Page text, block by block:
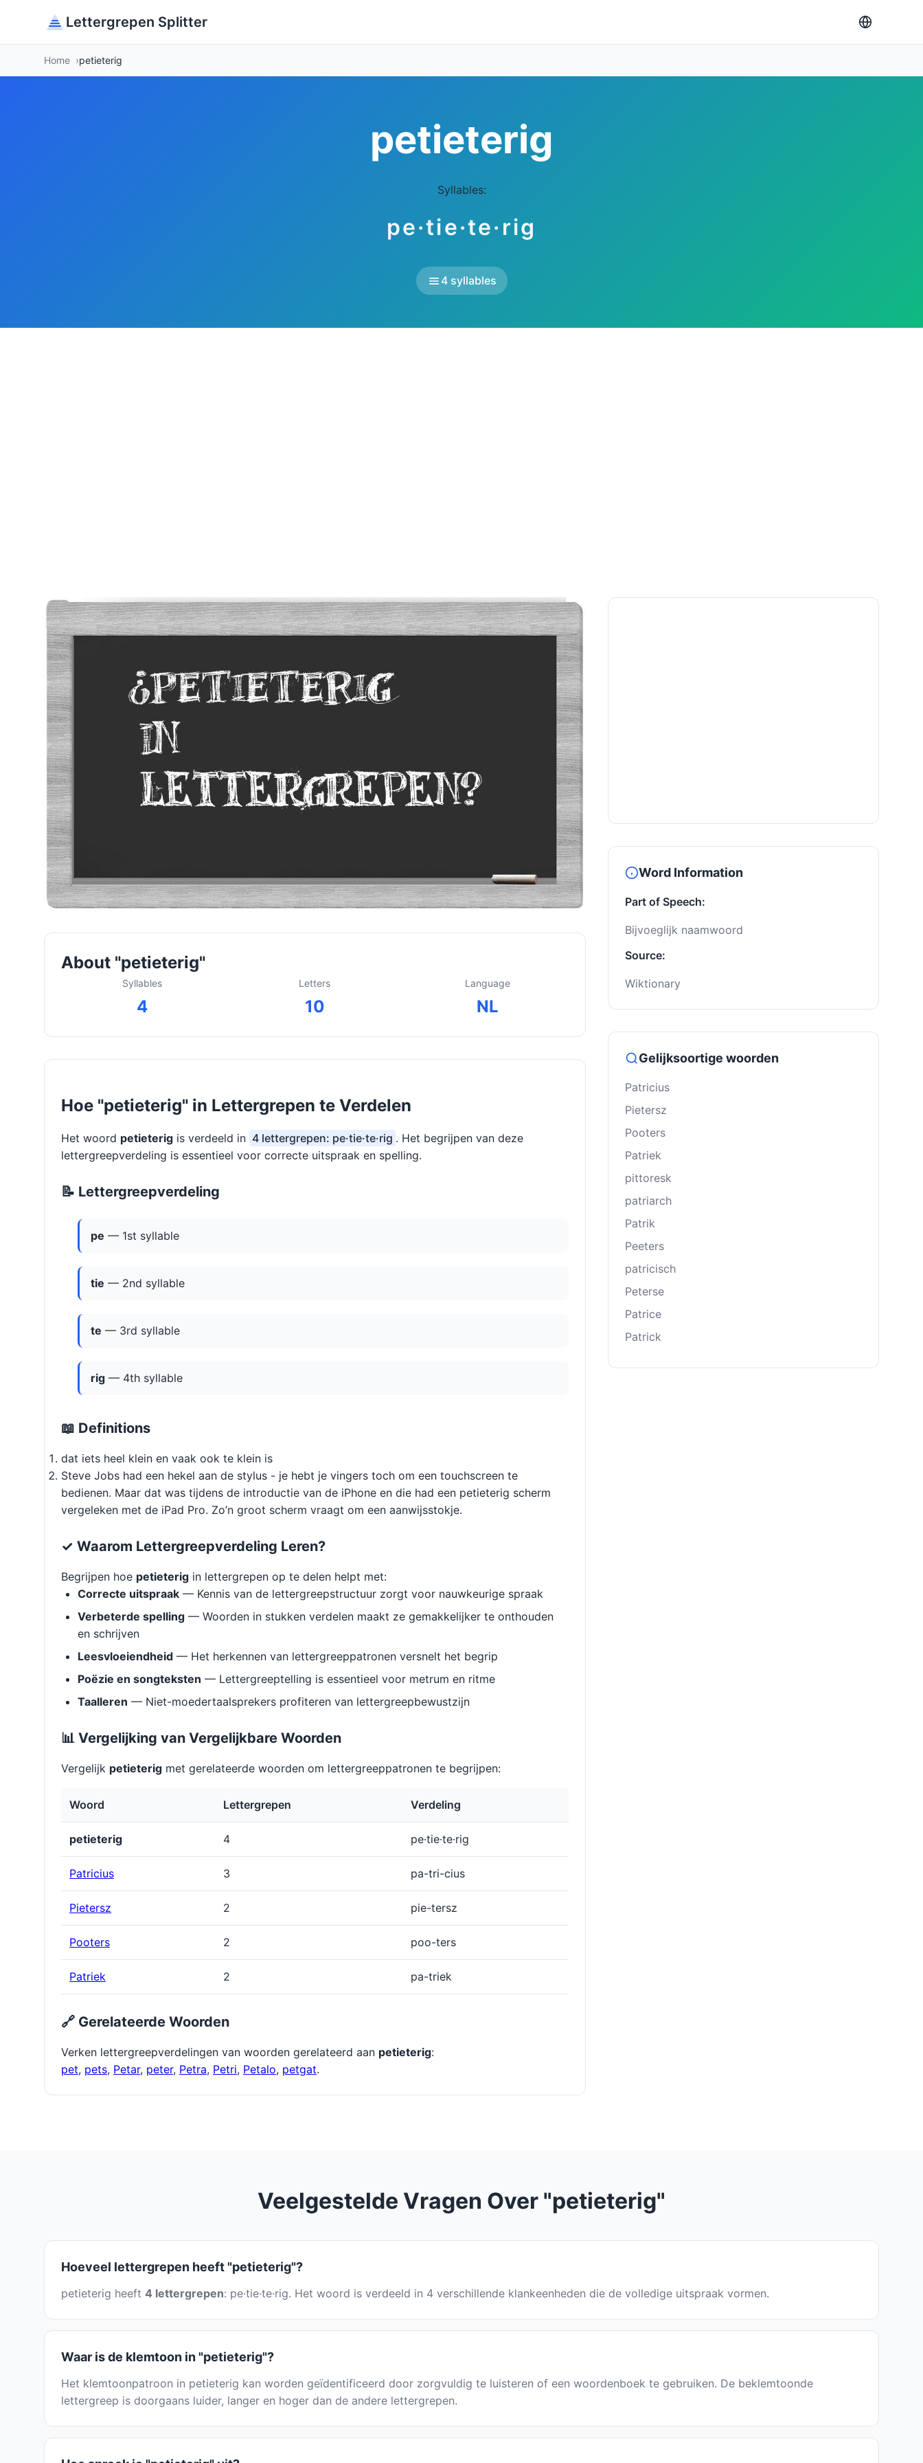
Lettergrepen Splitter
Home petieterig
petieterig
Syllables:
pe·tie·te·rig
4 syllables
About "petieterig"
Syllables
4
Letters
10
Language
NL
Hoe "petieterig" in Lettergrepen te Verdelen
Het woord petieterig is verdeeld in 4 lettergrepen: pe·tie·te·rig . Het begrijpen van deze
lettergreepverdeling is essentieel voor correcte uitspraak en spelling.
📝 Lettergreepverdeling
pe — 1st syllable
tie — 2nd syllable
te — 3rd syllable
rig — 4th syllable
📖 Definitions
dat iets heel klein en vaak ook te klein is
Steve Jobs had een hekel aan de stylus - je hebt je vingers toch om een touchscreen te
bedienen. Maar dat was tijdens de introductie van de iPhone en die had een petieterig scherm
vergeleken met de iPad Pro. Zo’n groot scherm vraagt om een aanwijsstokje.
✓ Waarom Lettergreepverdeling Leren?
Begrijpen hoe petieterig in lettergrepen op te delen helpt met:
Correcte uitspraak — Kennis van de lettergreepstructuur zorgt voor nauwkeurige spraak
Verbeterde spelling — Woorden in stukken verdelen maakt ze gemakkelijker te onthouden
en schrijven
Leesvloeiendheid — Het herkennen van lettergreeppatronen versnelt het begrip
Poëzie en songteksten — Lettergreeptelling is essentieel voor metrum en ritme
Taalleren — Niet-moedertaalsprekers profiteren van lettergreepbewustzijn
📊 Vergelijking van Vergelijkbare Woorden
Vergelijk petieterig met gerelateerde woorden om lettergreeppatronen te begrijpen:
Woord Lettergrepen Verdeling
petieterig 4 pe·tie·te·rig
Patricius 3 pa-tri-cius
Pietersz 2 pie-tersz
Pooters 2 poo-ters
Patriek 2 pa-triek
🔗 Gerelateerde Woorden
Verken lettergreepverdelingen van woorden gerelateerd aan petieterig:
pet, pets, Petar, peter, Petra, Petri, Petalo, petgat.
Word Information
Part of Speech:
Bijvoeglijk naamwoord
Source:
Wiktionary
Gelijksoortige woorden
Patricius
Pietersz
Pooters
Patriek
pittoresk
patriarch
Patrik
Peeters
patricisch
Peterse
Patrice
Patrick
Veelgestelde Vragen Over "petieterig"
Hoeveel lettergrepen heeft "petieterig"?
petieterig heeft 4 lettergrepen: pe·tie·te·rig. Het woord is verdeeld in 4 verschillende klankeenheden die de volledige uitspraak vormen.
Waar is de klemtoon in "petieterig"?
Het klemtoonpatroon in petieterig kan worden geïdentificeerd door zorgvuldig te luisteren of een woordenboek te gebruiken. De beklemtoonde
lettergreep is doorgaans luider, langer en hoger dan de andere lettergrepen.